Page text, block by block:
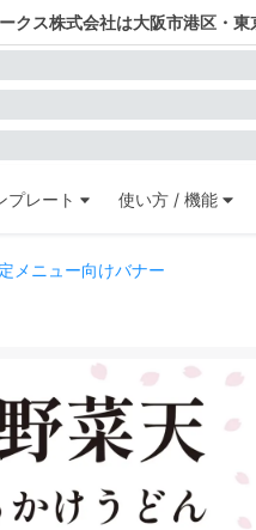
クス株式会社は大阪市港区・
プレート 使い方 / 機能
メニュー向けバナー